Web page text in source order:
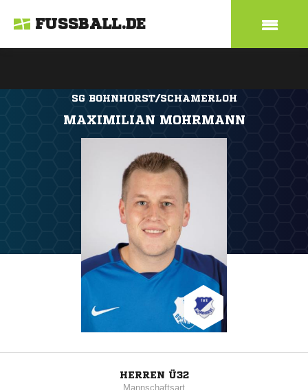
FUSSBALL.DE
SG BOHNHORST/SCHAMERLOH
MAXIMILIAN MOHRMANN
HERREN Ü32
Mannschaftsart